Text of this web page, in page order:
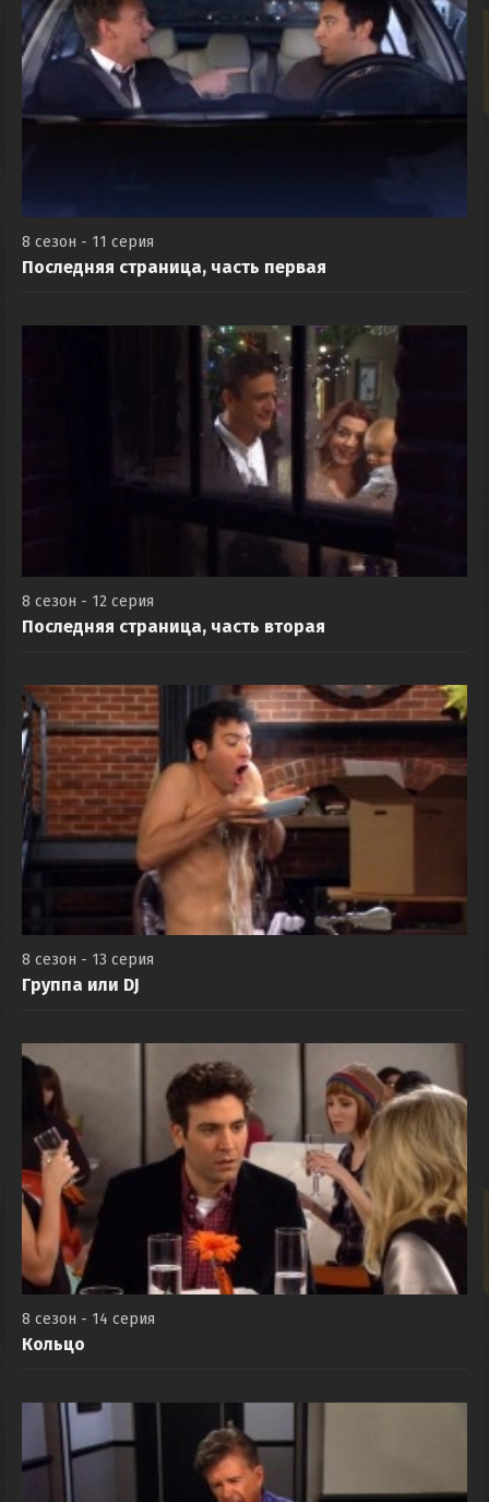
8 сезон - 11 серия
Последняя страница, часть первая
8 сезон - 12 серия
Последняя страница, часть вторая
8 сезон - 13 серия
Группа или DJ
8 сезон - 14 серия
Кольцо